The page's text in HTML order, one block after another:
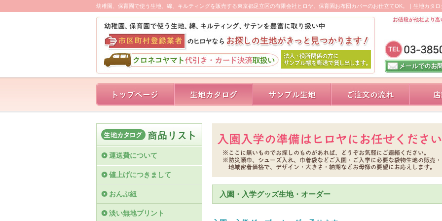
幼稚園、保育園で使う生地、綿、キルティングを販売する東京都足立区の有限会社ヒロヤ。保育園お布団カバーのお仕立てOK。｜生地カタロ
入園・入学グッズ生地・オーダー
運送費について
値上げにつきまして
おんぶ紐
淡い無地プリント